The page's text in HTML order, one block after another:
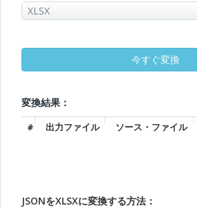
変換結果：
# 出力ファイル ソース・ファイル
JSONをXLSXに変換する方法：